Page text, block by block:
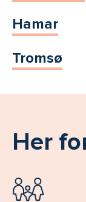
Hamar
Tromsø
Her